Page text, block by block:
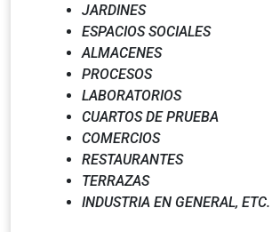
JARDINES
ESPACIOS SOCIALES
ALMACENES
PROCESOS
LABORATORIOS
CUARTOS DE PRUEBA
COMERCIOS
RESTAURANTES
TERRAZAS
INDUSTRIA EN GENERAL, ETC.